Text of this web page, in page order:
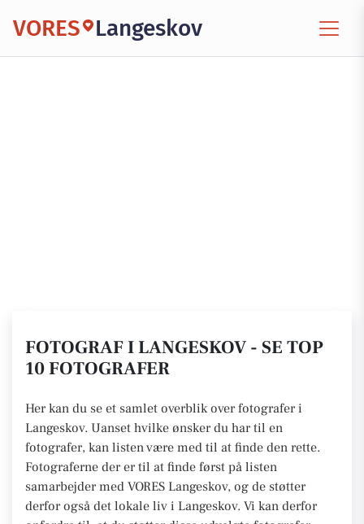
VORES Langeskov
FOTOGRAF I LANGESKOV - SE TOP
10 FOTOGRAFER
Her kan du se et samlet overblik over fotografer i
Langeskov. Uanset hvilke ønsker du har til en
fotografer, kan listen være med til at finde den rette.
Fotograferne der er til at finde først på listen
samarbejder med VORES Langeskov, og de støtter
derfor også det lokale liv i Langeskov. Vi kan derfor